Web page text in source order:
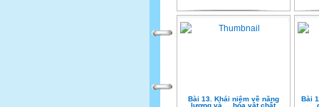
Bài 13. Khái niệm về năng
lượng và ... hóa vật chất
Bài